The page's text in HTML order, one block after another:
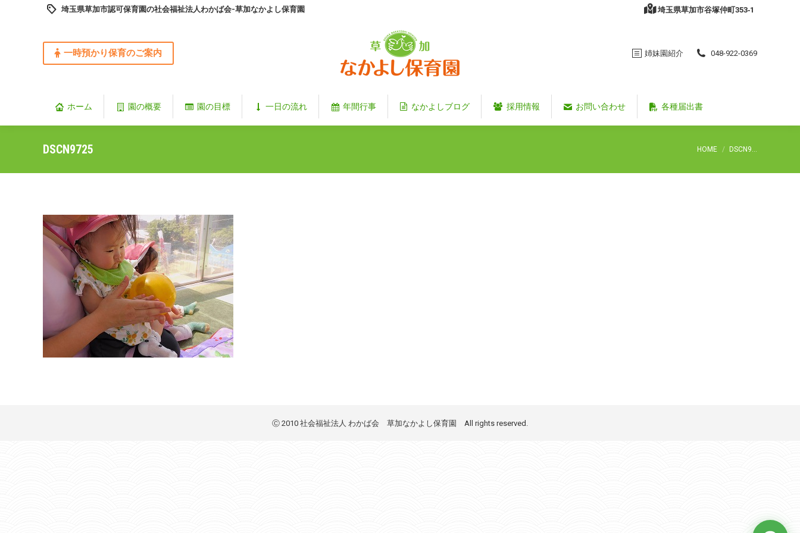
埼玉県草加市認可保育園の社会福祉法人わかば会-草加なかよし保育園 埼玉県草加市谷塚仲町353‐1
一時預かり保育のご案内 姉妹園紹介 048-922-0369
ホーム 園の概要 園の目標 一日の流れ 年間行事 なかよしブログ 採用情報 お問い合わせ 各種届出書
DSCN9725 You are here:
HOME DSCN9…
Ⓒ 2010 社会福祉法人 わかば会 草加なかよし保育園 All rights reserved.